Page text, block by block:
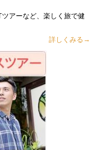
アーなど、楽しく旅で健
詳しくみる→